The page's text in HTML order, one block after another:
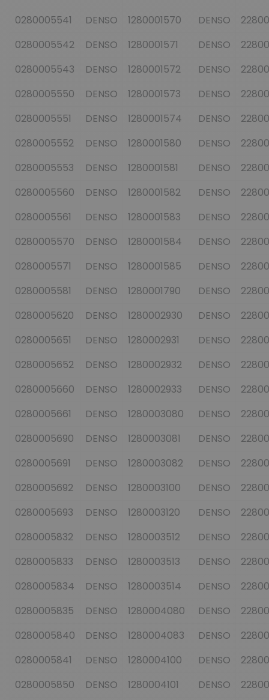
0280005541
DENSO 1280001570 DENSO
0280005542
DENSO 1280001571 DENSO
0280005543
DENSO 1280001572 DENSO
0280005550
DENSO 1280001573 DENSO
0280005551
DENSO 1280001574 DENSO
0280005552
DENSO 1280001580 DENSO
0280005553
DENSO 1280001581 DENSO
0280005560
DENSO 1280001582 DENSO
0280005561
DENSO 1280001583 DENSO
0280005570
DENSO 1280001584 DENSO
0280005571
DENSO 1280001585 DENSO
0280005581
DENSO 1280001790 DENSO
0280005620
DENSO 1280002930 DENSO
0280005651
DENSO 1280002931 DENSO
0280005652
DENSO 1280002932 DENSO
0280005660
DENSO 1280002933 DENSO
0280005661
DENSO 1280003080 DENSO
0280005690
DENSO 1280003081 DENSO
0280005691
DENSO 1280003082 DENSO
0280005692
DENSO 1280003100 DENSO
0280005693
DENSO 1280003120 DENSO
0280005832
DENSO 1280003512 DENSO
0280005833
DENSO 1280003513 DENSO
0280005834
DENSO 1280003514 DENSO
0280005835
DENSO 1280004080 DENSO
0280005840
DENSO 1280004083 DENSO
0280005841
DENSO 1280004100 DENSO
0280005850
DENSO 1280004101 DENSO